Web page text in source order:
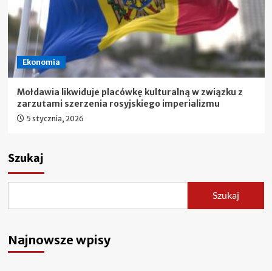
Ekonomia
Mołdawia likwiduje placówkę kulturalną w związku z
zarzutami szerzenia rosyjskiego imperializmu
5 stycznia, 2026
Szukaj
Szukaj
Najnowsze wpisy